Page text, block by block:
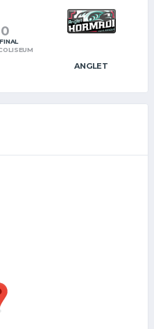
ANGLET
0